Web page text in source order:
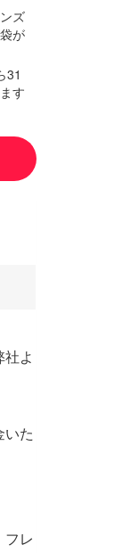
ズ
が
31
す
よ
た
レ